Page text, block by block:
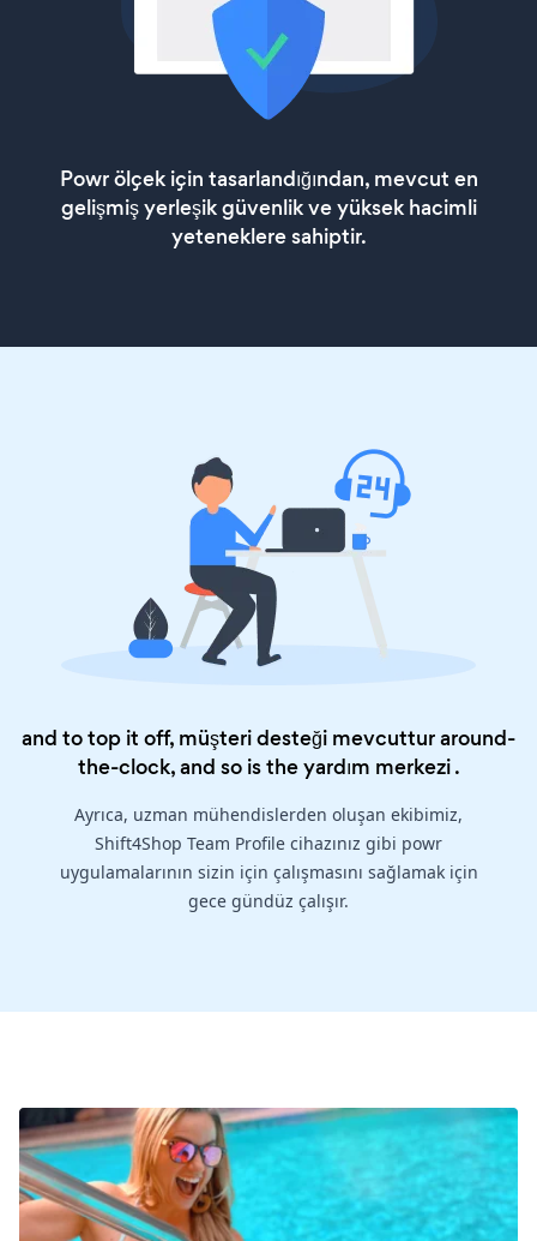
Powr ölçek için tasarlandığından, mevcut en
gelişmiş yerleşik güvenlik ve yüksek hacimli
yeteneklere sahiptir.
and to top it off, müşteri desteği mevcuttur around-
the-clock, and so is theyardım merkezi.
Ayrıca, uzman mühendislerden oluşan ekibimiz,
Shift4Shop Team Profile cihazınız gibi powr
uygulamalarının sizin için çalışmasını sağlamak için
gece gündüz çalışır.